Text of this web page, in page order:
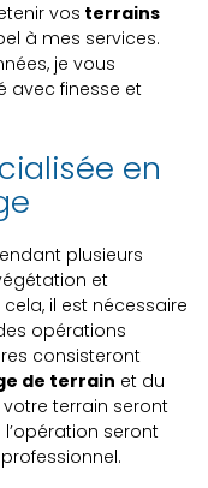
vos terrains
à mes services.
je vous
avec finesse et
en
plusieurs
et
il est nécessaire
opérations
consisteront
de terrain et du
votre terrain seront
seront